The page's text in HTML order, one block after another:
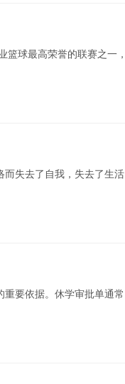
球最高荣誉的联赛之一，
而失去了自我，失去了生活
要依据。休学审批单通常